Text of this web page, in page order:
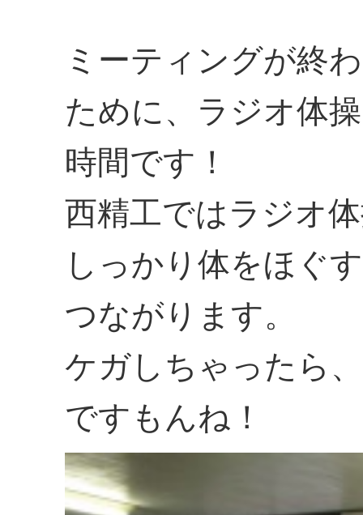
ミーティングが終
ために、ラジオ体
時間です！
西精工ではラジオ
しっかり体をほぐ
つながります。
ケガしちゃったら
ですもんね！